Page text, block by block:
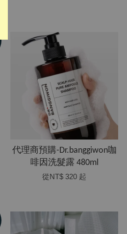
代理商預購-Dr.banggiwon咖
啡因洗髮露 480ml
從NT$ 320 起